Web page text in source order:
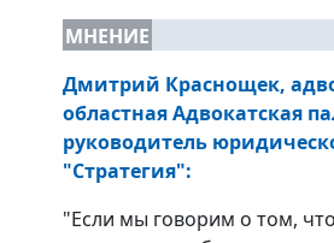
МНЕНИЕ
Дмитрий Краснощек,
областная Адвокатская
руководитель
"Стратегия":
"Если мы говорим о том,